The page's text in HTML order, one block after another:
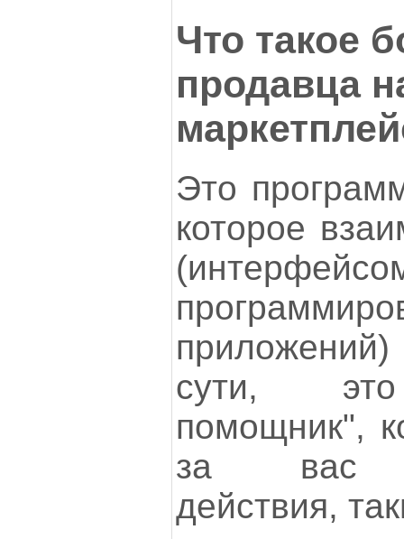
Что такое
продавца
Это
которое
сути, это
помощник",
за вас
действия,